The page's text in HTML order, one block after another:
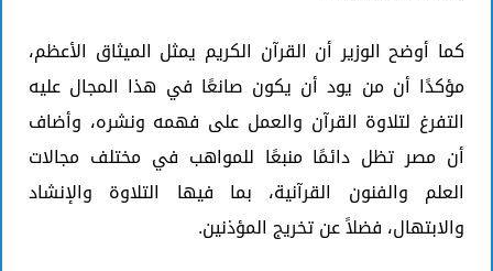
كما أوضح الوزير أن القرآن الكريم يمثل الميثاق الأعظم،
مؤكدًا أن من يود أن يكون صانعًا في هذا المجال عليه
التفرغ لتلاوة القرآن والعمل على فهمه ونشره، وأضاف
أن مصر تظل دائمًا منبعًا للمواهب في مختلف مجالات
العلم والفنون القرآنية، بما فيها التلاوة والإنشاد
والابتهال، فضلاً عن تخريج المؤذنين.